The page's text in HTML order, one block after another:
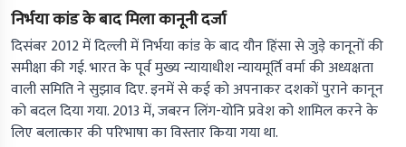
निर्भया कांड के बाद मिला कानूनी दर्जा
दिसंबर 2012 में दिल्ली में निर्भया कांड के बाद यौन हिंसा से जुड़े कानूनों की
समीक्षा की गई. भारत के पूर्व मुख्य न्यायाधीश न्यायमूर्ति वर्मा की अध्यक्षता
वाली समिति ने सुझाव दिए. इनमें से कई को अपनाकर दशकों पुराने कानून
को बदल दिया गया. 2013 में, जबरन लिंग-योनि प्रवेश को शामिल करने के
लिए बलात्कार की परिभाषा का विस्तार किया गया था.